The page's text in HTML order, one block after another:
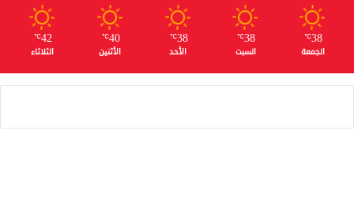
38
℃
الجمعة
38
℃
السبت
38
℃
الأحد
40
℃
الأثنين
42
℃
الثلاثاء